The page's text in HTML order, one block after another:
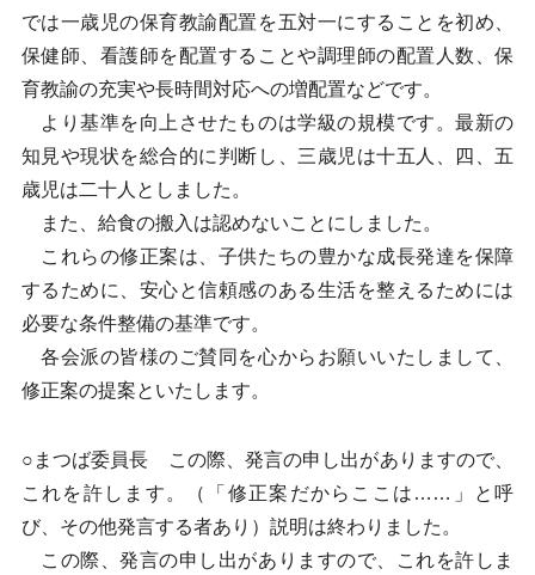
では一歳児の保育教諭配置を五対一にすることを初め、
保健師、看護師を配置することや調理師の配置人数、保
育教諭の充実や長時間対応への増配置などです。
より基準を向上させたものは学級の規模です。最新の
知見や現状を総合的に判断し、三歳児は十五人、四、五
歳児は二十人としました。
また、給食の搬入は認めないことにしました。
これらの修正案は、子供たちの豊かな成長発達を保障
するために、安心と信頼感のある生活を整えるためには
必要な条件整備の基準です。
各会派の皆様のご賛同を心からお願いいたしまして、
修正案の提案といたします。
○まつば委員長 この際、発言の申し出がありますので、
これを許します。（「修正案だからここは……」と呼
び、その他発言する者あり）説明は終わりました。
この際、発言の申し出がありますので、これを許しま